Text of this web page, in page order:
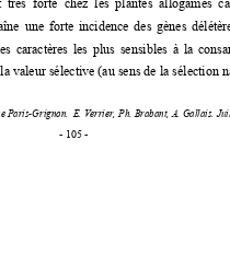
très forte chez les plantes allogames
une forte incidence des gènes
caractères les plus sensibles à la
valeur sélective (au sens de la sélection
Paris-Grignon. E. Verrier, Ph. Brabant, A. Gallais.
- 105 -